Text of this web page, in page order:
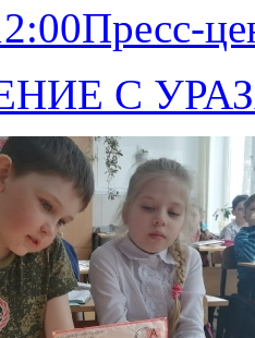
Пресс-
С